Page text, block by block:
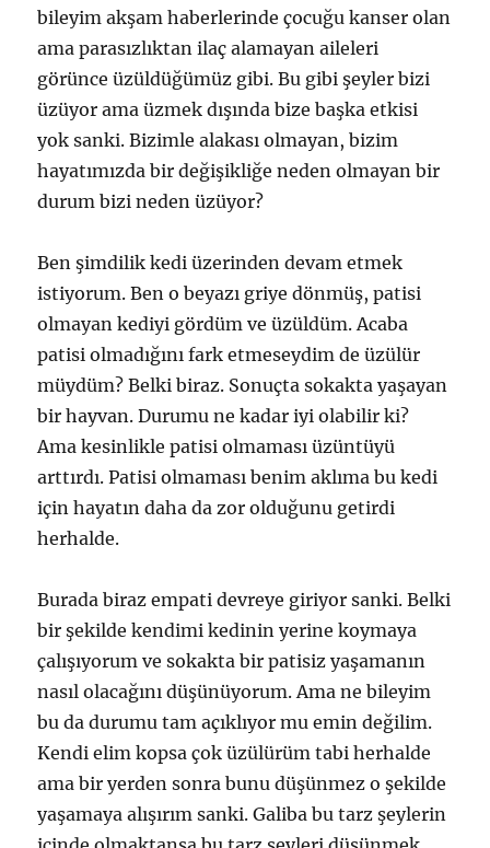
bileyim akşam haberlerinde çocuğu kanser olan
ama parasızlıktan ilaç alamayan aileleri
görünce üzüldüğümüz gibi. Bu gibi şeyler bizi
üzüyor ama üzmek dışında bize başka etkisi
yok sanki. Bizimle alakası olmayan, bizim
hayatımızda bir değişikliğe neden olmayan bir
durum bizi neden üzüyor?
Ben şimdilik kedi üzerinden devam etmek
istiyorum. Ben o beyazı griye dönmüş, patisi
olmayan kediyi gördüm ve üzüldüm. Acaba
patisi olmadığını fark etmeseydim de üzülür
müydüm? Belki biraz. Sonuçta sokakta yaşayan
bir hayvan. Durumu ne kadar iyi olabilir ki?
Ama kesinlikle patisi olmaması üzüntüyü
arttırdı. Patisi olmaması benim aklıma bu kedi
için hayatın daha da zor olduğunu getirdi
herhalde.
Burada biraz empati devreye giriyor sanki. Belki
bir şekilde kendimi kedinin yerine koymaya
çalışıyorum ve sokakta bir patisiz yaşamanın
nasıl olacağını düşünüyorum. Ama ne bileyim
bu da durumu tam açıklıyor mu emin değilim.
Kendi elim kopsa çok üzülürüm tabi herhalde
ama bir yerden sonra bunu düşünmez o şekilde
yaşamaya alışırım sanki. Galiba bu tarz şeylerin